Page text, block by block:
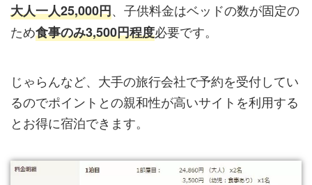
大人一人25,000円、子供料金はベッドの数が固定の
ため食事のみ3,500円程度必要です。
じゃらんなど、大手の旅行会社で予約を受付してい
るのでポイントとの親和性が高いサイトを利用する
とお得に宿泊できます。